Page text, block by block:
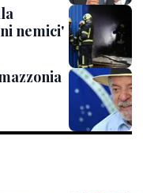
nemici'